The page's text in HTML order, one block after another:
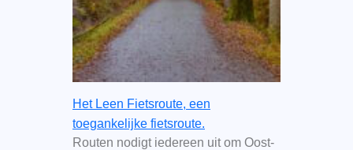
Het Leen Fietsroute, een
toegankelijke fietsroute.
Routen nodigt iedereen uit om Oost-